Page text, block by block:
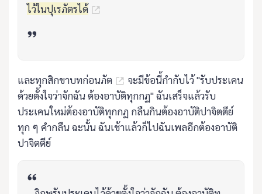
ไว้ในปุเรภัตรได้
และทุกสิกขาบทก่อนภัต
จะมีข้อนี้กำกับไว้ "รับประเคน
ด้วยตั้งใจว่าจักฉัน ต้องอาบัติทุกกฏ" ฉันเสร็จแล้วรับ
ประเคนใหม่ต้องอาบัติทุกกฏ กลืนกินต้องอาบัติปาจิตตีย์
ทุก ๆ คำกลืน ฉะนั้น ฉันเช้าแล้วก็ไปฉันเพลอีกต้องอาบัติ
ปาจิตตีย์